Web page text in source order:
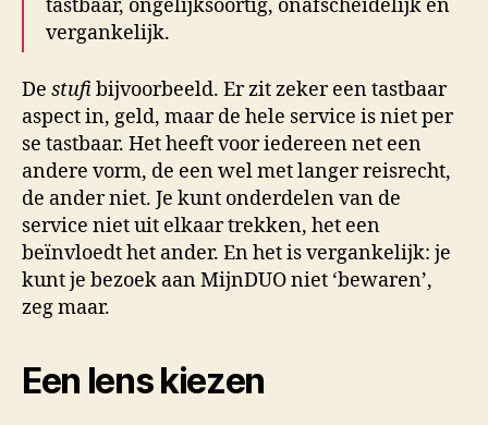
tastbaar, ongelijksoortig, onafscheidelijk en
vergankelijk.
De stufibijvoorbeeld. Er zit zeker een tastbaar
aspect in, geld, maar de hele service is niet per
se tastbaar. Het heeft voor iedereen net een
andere vorm, de een wel met langer reisrecht,
de ander niet. Je kunt onderdelen van de
service niet uit elkaar trekken, het een
beïnvloedt het ander. En het is vergankelijk: je
kunt je bezoek aan MijnDUO niet ‘bewaren’,
zeg maar.
Een lens kiezen